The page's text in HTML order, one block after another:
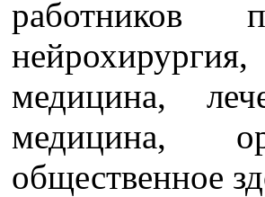
работников
медицина,
медицина,
общественное